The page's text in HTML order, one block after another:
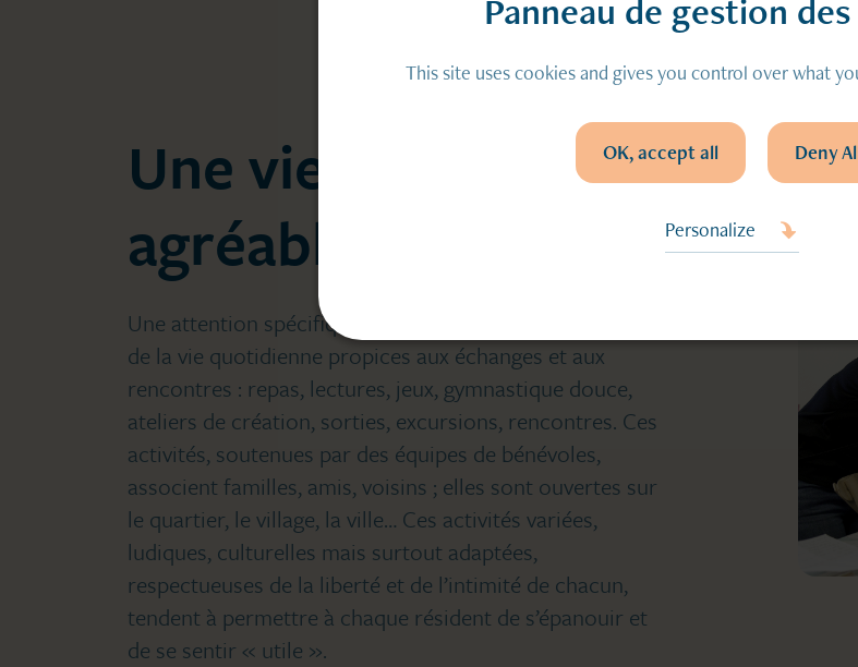
Une vie active et
agréable
Une attention spécifique est portée à toutes les activités
de la vie quotidienne propices aux échanges et aux
rencontres : repas, lectures, jeux, gymnastique douce,
ateliers de création, sorties, excursions, rencontres. Ces
activités, soutenues par des équipes de bénévoles,
associent familles, amis, voisins ; elles sont ouvertes sur
le quartier, le village, la ville… Ces activités variées,
ludiques, culturelles mais surtout adaptées,
respectueuses de la liberté et de l’intimité de chacun,
tendent à permettre à chaque résident de s’épanouir et
de se sentir « utile ».
Panneau de gestion
This site uses cookies and gives you control over what
OK, accept all Deny
Personalize